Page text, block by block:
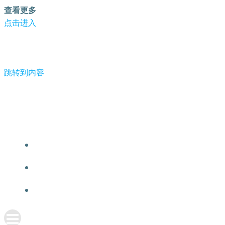
查看更多
点击进入
跳转到内容